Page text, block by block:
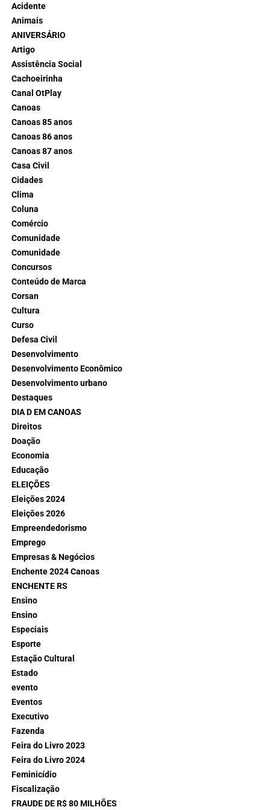
Acidente
Animais
ANIVERSÁRIO
Artigo
Assistência Social
Cachoeirinha
Canal OtPlay
Canoas
Canoas 85 anos
Canoas 86 anos
Canoas 87 anos
Casa Civil
Cidades
Clima
Coluna
Comércio
Comunidade
Comunidade
Concursos
Conteúdo de Marca
Corsan
Cultura
Curso
Defesa Civil
Desenvolvimento
Desenvolvimento Econômico
Desenvolvimento urbano
Destaques
DIA D EM CANOAS
Direitos
Doação
Economia
Educação
ELEIÇÕES
Eleições 2024
Eleições 2026
Empreendedorismo
Emprego
Empresas & Negócios
Enchente 2024 Canoas
ENCHENTE RS
Ensino
Ensino
Especiais
Esporte
Estação Cultural
Estado
evento
Eventos
Executivo
Fazenda
Feira do Livro 2023
Feira do Livro 2024
Feminicídio
Fiscalização
FRAUDE DE R$ 80 MILHÕES